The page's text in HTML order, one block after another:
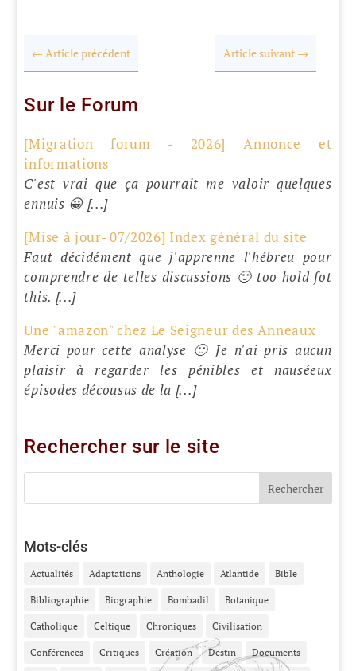
←Article précédent Article suivant→
Sur le Forum
[Migration forum - 2026] Annonce et
informations
C'est vrai que ça pourrait me valoir quelques
ennuis 😀 [...]
[Mise à jour- 07/2026] Index général du site
Faut décidément que j'apprenne l'hébreu pour
comprendre de telles discussions 🙂 too hold fot
this. [...]
Une "amazon" chez Le Seigneur des Anneaux
Merci pour cette analyse 🙂 Je n'ai pris aucun
plaisir à regarder les pénibles et nauséeux
épisodes décousus de la [...]
Rechercher sur le site
Mots-clés
Actualités Adaptations Anthologie Atlantide Bible
Bibliographie Biographie Bombadil Botanique
Catholique Celtique Chroniques Civilisation
Conférences Critiques Création Destin Documents